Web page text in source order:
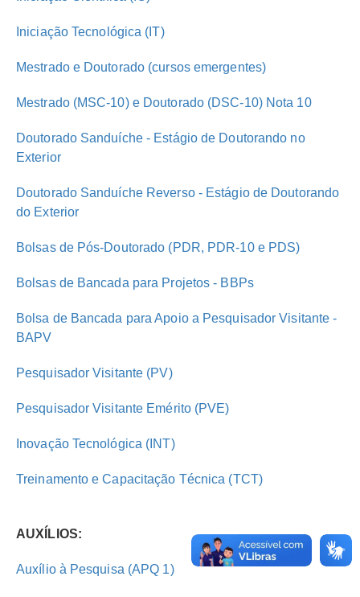
Iniciação Tecnológica (IT)
Mestrado e Doutorado (cursos emergentes)
Mestrado (MSC-10) e Doutorado (DSC-10) Nota 10
Doutorado Sanduíche - Estágio de Doutorando no
Exterior
Doutorado Sanduíche Reverso - Estágio de Doutorando
do Exterior
Bolsas de Pós-Doutorado (PDR, PDR-10 e PDS)
Bolsas de Bancada para Projetos - BBPs
Bolsa de Bancada para Apoio a Pesquisador Visitante -
BAPV
Pesquisador Visitante (PV)
Pesquisador Visitante Emérito (PVE)
Inovação Tecnológica (INT)
Treinamento e Capacitação Técnica (TCT)
AUXÍLIOS:
Auxílio à Pesquisa (APQ 1)